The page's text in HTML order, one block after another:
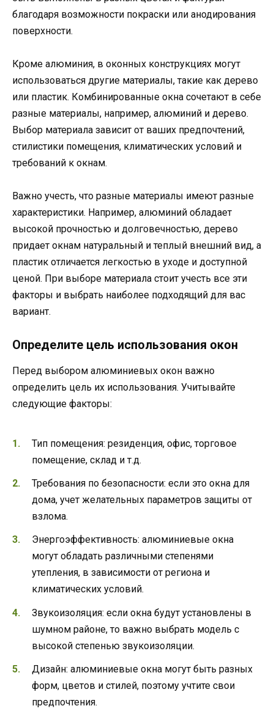
благодаря возможности покраски или анодирования
поверхности.
Кроме алюминия, в оконных конструкциях могут
использоваться другие материалы, такие как дерево
или пластик. Комбинированные окна сочетают в себе
разные материалы, например, алюминий и дерево.
Выбор материала зависит от ваших предпочтений,
стилистики помещения, климатических условий и
требований к окнам.
Важно учесть, что разные материалы имеют разные
характеристики. Например, алюминий обладает
высокой прочностью и долговечностью, дерево
придает окнам натуральный и теплый внешний вид, а
пластик отличается легкостью в уходе и доступной
ценой. При выборе материала стоит учесть все эти
факторы и выбрать наиболее подходящий для вас
вариант.
Определите цель использования окон
Перед выбором алюминиевых окон важно
определить цель их использования. Учитывайте
следующие факторы:
Тип помещения: резиденция, офис, торговое
помещение, склад и т.д.
Требования по безопасности: если это окна для
дома, учет желательных параметров защиты от
взлома.
Энергоэффективность: алюминиевые окна
могут обладать различными степенями
утепления, в зависимости от региона и
климатических условий.
Звукоизоляция: если окна будут установлены в
шумном районе, то важно выбрать модель с
высокой степенью звукоизоляции.
Дизайн: алюминиевые окна могут быть разных
форм, цветов и стилей, поэтому учтите свои
предпочтения.